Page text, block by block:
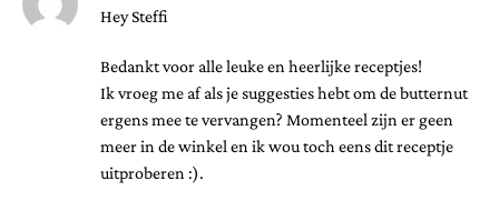
Hey Steffi
Bedankt voor alle leuke en heerlijke receptjes!
Ik vroeg me af als je suggesties hebt om de butternut
ergens mee te vervangen? Momenteel zijn er geen
meer in de winkel en ik wou toch eens dit receptje
uitproberen :).